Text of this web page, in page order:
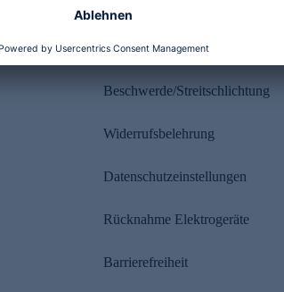
Rechtliches
Beschwerde/Streitschlichtung
Widerrufsbelehrung
Datenschutzeinstellungen
Rücknahme Elektrogeräte
Barrierefreiheit